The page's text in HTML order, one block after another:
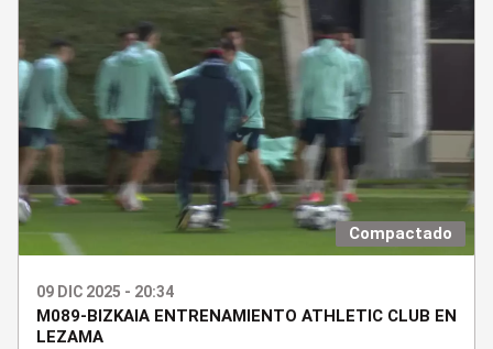
Compactado
09 DIC 2025 - 20:34
M089-BIZKAIA ENTRENAMIENTO ATHLETIC CLUB EN
LEZAMA